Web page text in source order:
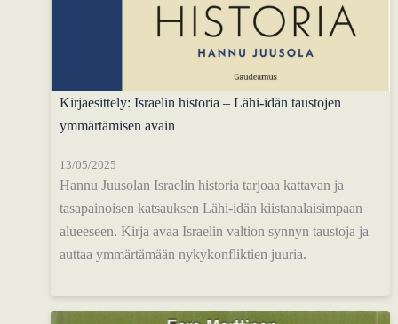
Kirjaesittely: Israelin historia – Lähi-idän taustojen
ymmärtämisen avain
13/05/2025
Hannu Juusolan Israelin historia tarjoaa kattavan ja
tasapainoisen katsauksen Lähi-idän kiistanalaisimpaan
alueeseen. Kirja avaa Israelin valtion synnyn taustoja ja
auttaa ymmärtämään nykykonfliktien juuria.